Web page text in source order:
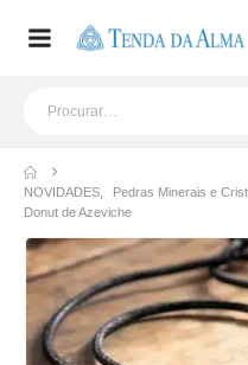
NOVIDADES Pedras Minerais e
Donut de Azeviche